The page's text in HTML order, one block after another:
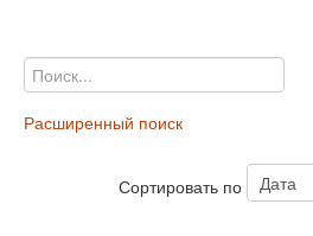
Расширенный поиск
Сортировать по